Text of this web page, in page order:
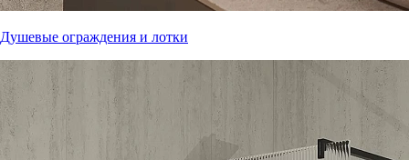
Душевые ограждения и лотки